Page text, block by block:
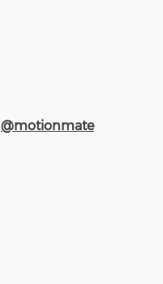
@motionmate